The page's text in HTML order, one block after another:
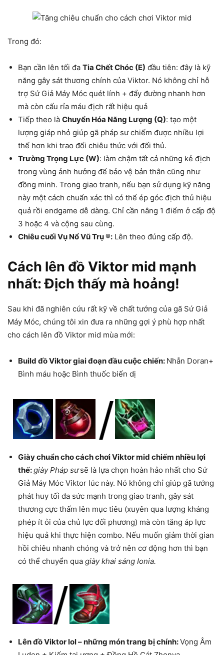
Trong đó:
Bạn cần lên tối đa Tia Chết Chóc (E) đầu tiên: đây là kỹ
năng gây sát thương chính của Viktor. Nó không chỉ hỗ
trợ Sứ Giả Máy Móc quét lính + đẩy đường nhanh hơn
mà còn cấu rỉa máu địch rất hiệu quả
Tiếp theo là Chuyển Hóa Năng Lượng (Q): tạo một
lượng giáp nhỏ giúp gã pháp sư chiếm được nhiều lợi
thế hơn khi trao đổi chiêu thức với đối thủ.
Trường Trọng Lực (W): làm chậm tất cả những kẻ địch
trong vùng ảnh hưởng để bảo vệ bản thân cũng như
đồng minh. Trong giao tranh, nếu bạn sử dụng kỹ năng
này một cách chuẩn xác thì có thể ép góc địch thủ hiệu
quả rồi endgame dễ dàng. Chỉ cần nâng 1 điểm ở cấp độ
3 hoặc 4 và cộng sau cùng.
Chiêu cuối Vụ Nổ Vũ Trụ ®: Lên theo đúng cấp độ.
Cách lên đồ Viktor mid mạnh
nhất: Địch thấy mà hoảng!
Sau khi đã nghiên cứu rất kỹ về chất tướng của gã Sứ Giả
Máy Móc, chúng tôi xin đưa ra những gợi ý phù hợp nhất
cho cách lên đồ Viktor mid mùa mới:
Build đồ Viktor giai đoạn đầu cuộc chiến: Nhẫn Doran+
Bình máu hoặc Bình thuốc biến dị
Giày chuẩn cho cách chơi Viktor mid chiếm nhiều lợi
thế:giày Pháp sư sẽ là lựa chọn hoàn hảo nhất cho Sứ
Giả Máy Móc Viktor lúc này. Nó không chỉ giúp gã tướng
phát huy tối đa sức mạnh trong giao tranh, gây sát
thương cực thấm lên mục tiêu (xuyên qua lượng kháng
phép ít ỏi của chủ lực đối phương) mà còn tăng áp lực
hiệu quả khi thực hiện combo. Nếu muốn giảm thời gian
hồi chiêu nhanh chóng và trở nên cơ động hơn thì bạn
có thể chuyển qua giày khai sáng Ionia.
Lên đồ Viktor lol – những món trang bị chính:Vọng Âm